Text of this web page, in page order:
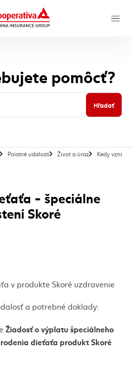
pomôcť?
Hľadať
Poistné udalosti Život a úraz Kedy vzniká
- špeciálne
Skoré
v produkte Skoré uzdravenie
a potrebné doklady:
Žiadosť o výplatu špeciálneho
dieťaťa produkt Skoré